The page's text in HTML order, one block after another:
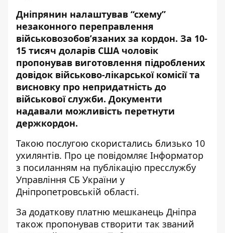
Дніпрянин налаштував “схему”
незаконного переправлення
військовозобов’язаних за кордон. За 10-
15 тисяч доларів США чоловік
пропонував виготовлення підроблених
довідок військово-лікарської комісії та
висновку про непридатність до
військової служби. Документи
надавали можливість перетнути
держкордон.
Такою послугою скористались близько 10
ухилянтів. Про це повідомляє Інформатор
з посиланням на публікацію пресслужбу
Управління СБ України у
Дніпропетровській області.
За додаткову платню мешканець Дніпра
також пропонував створити так званий